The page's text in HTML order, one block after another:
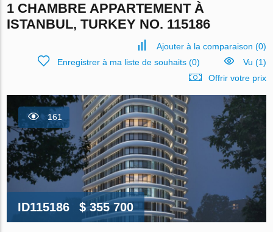
1 CHAMBRE APPARTEMENT À
ISTANBUL, TURKEY NO. 115186
Ajouter à la comparaison (0)
Enregistrer à ma liste de souhaits(0)
Vu (1)
Offrir votre prix
161
ID115186 $ 355 700